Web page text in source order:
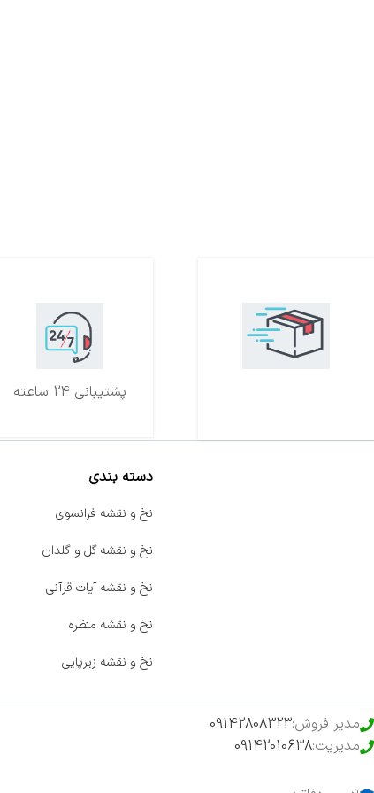
پشتیبانی 24 ساعته
دسته بندی
نخ و نقشه فرانسوی
نخ و نقشه گل و گلدان
نخ و نقشه آیات قرآنی
نخ و نقشه منظره
نخ و نقشه زیرپایی
مدیر فروش:09142808323
مدیریت:09142010638